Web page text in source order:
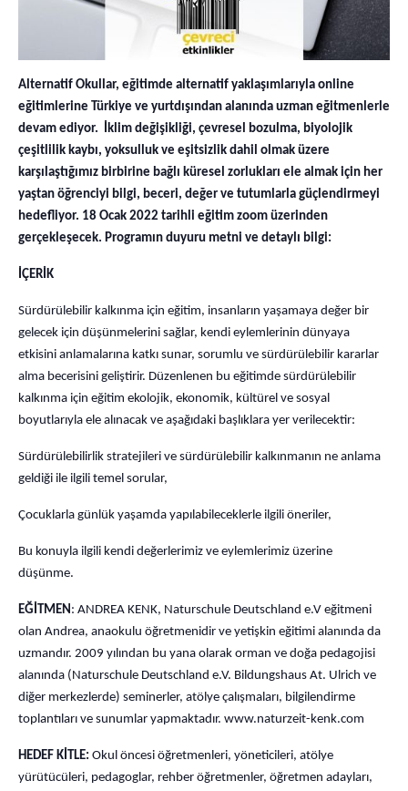
Alternatif Okullar, eğitimde alternatif yaklaşımlarıyla online
eğitimlerine Türkiye ve yurtdışından alanında uzman eğitmenlerle
devam ediyor. İklim değişikliği, çevresel bozulma, biyolojik
çeşitlilik kaybı, yoksulluk ve eşitsizlik dahil olmak üzere
karşılaştığımız birbirine bağlı küresel zorlukları ele almak için her
yaştan öğrenciyi bilgi, beceri, değer ve tutumlarla güçlendirmeyi
hedefliyor. 18 Ocak 2022 tarihli eğitim zoom üzerinden
gerçekleşecek. Programın duyuru metni ve detaylı bilgi:
İÇERİK
Sürdürülebilir kalkınma için eğitim, insanların yaşamaya değer bir
gelecek için düşünmelerini sağlar, kendi eylemlerinin dünyaya
etkisini anlamalarına katkı sunar, sorumlu ve sürdürülebilir kararlar
alma becerisini geliştirir. Düzenlenen bu eğitimde sürdürülebilir
kalkınma için eğitim ekolojik, ekonomik, kültürel ve sosyal
boyutlarıyla ele alınacak ve aşağıdaki başlıklara yer verilecektir:
Sürdürülebilirlik stratejileri ve sürdürülebilir kalkınmanın ne anlama
geldiği ile ilgili temel sorular,
Çocuklarla günlük yaşamda yapılabileceklerle ilgili öneriler,
Bu konuyla ilgili kendi değerlerimiz ve eylemlerimiz üzerine
düşünme.
EĞİTMEN: ANDREA KENK, Naturschule Deutschland e.V eğitmeni
olan Andrea, anaokulu öğretmenidir ve yetişkin eğitimi alanında da
uzmandır. 2009 yılından bu yana olarak orman ve doğa pedagojisi
alanında (Naturschule Deutschland e.V. Bildungshaus At. Ulrich ve
diğer merkezlerde) seminerler, atölye çalışmaları, bilgilendirme
toplantıları ve sunumlar yapmaktadır. www.naturzeit-kenk.com
HEDEF KİTLE: Okul öncesi öğretmenleri, yöneticileri, atölye
yürütücüleri, pedagoglar, rehber öğretmenler, öğretmen adayları,